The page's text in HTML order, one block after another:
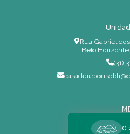
Rua Gabriel
Belo
(31)